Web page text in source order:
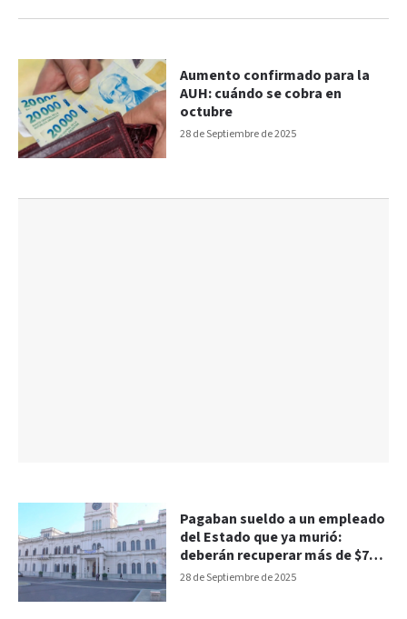
28 de Septiembre de 2025
Aumento confirmado para la
AUH: cuándo se cobra en
octubre
28 de Septiembre de 2025
Pagaban sueldo a un empleado
del Estado que ya murió:
deberán recuperar más de $7
millones